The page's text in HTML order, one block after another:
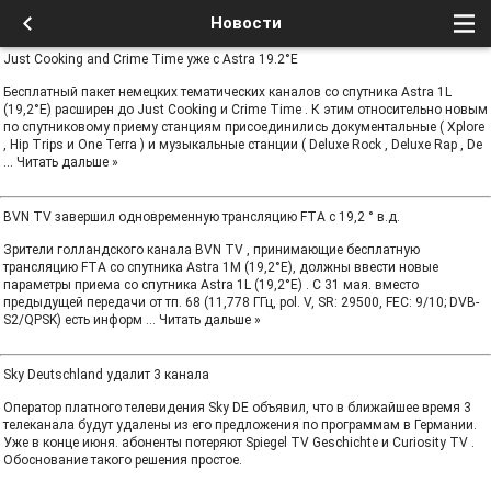
Новости
Just Cooking and Crime Time уже с Astra 19.2°E
Бесплатный пакет немецких тематических каналов со спутника Astra 1L
(19,2°E) расширен до Just Cooking и Crime Time . К этим относительно новым
по спутниковому приему станциям присоединились документальные ( Xplore
, Hip Trips и One Terra ) и музыкальные станции ( Deluxe Rock , Deluxe Rap , De
... Читать дальше »
BVN TV завершил одновременную трансляцию FTA с 19,2 ° в.д.
Зрители голландского канала BVN TV , принимающие бесплатную
трансляцию FTA со спутника Astra 1M (19,2°E), должны ввести новые
параметры приема со спутника Astra 1L (19,2°E) . С 31 мая. вместо
предыдущей передачи от тп. 68 (11,778 ГГц, pol. V, SR: 29500, FEC: 9/10; DVB-
S2/QPSK) есть информ ... Читать дальше »
Sky Deutschland удалит 3 канала
Оператор платного телевидения Sky DE объявил, что в ближайшее время 3
телеканала будут удалены из его предложения по программам в Германии.
Уже в конце июня. абоненты потеряют Spiegel TV Geschichte и Curiosity TV .
Обоснование такого решения простое.